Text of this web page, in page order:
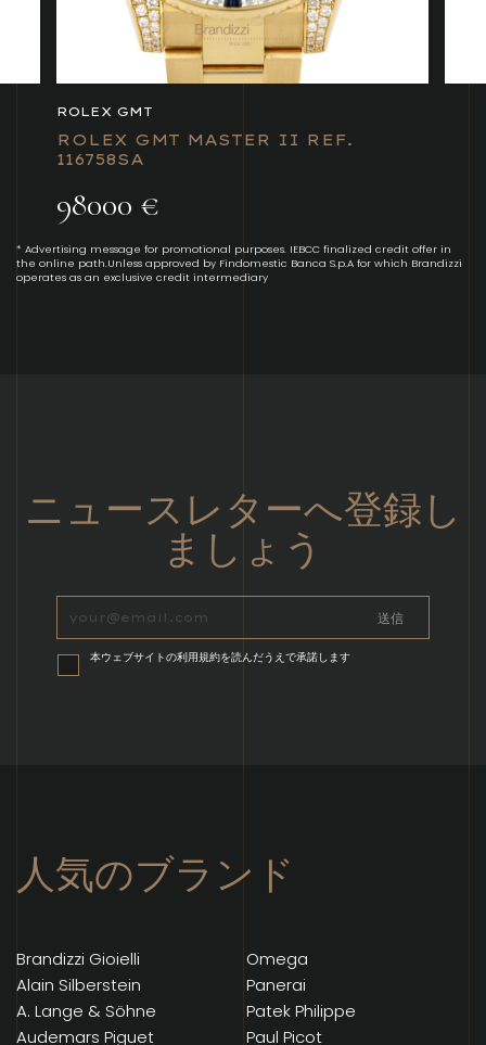
ROLEX GMT
ROLEX GMT MASTER II REF.
116758SA
98000 €
* Advertising message for promotional purposes. IEBCC finalized credit offer in
the online path.Unless approved by Findomestic Banca S.p.A for which Brandizzi
operates as an exclusive credit intermediary
ニュースレターへ登録し
ましょう
本ウェブサイトの利用規約を読んだうえで承諾します
人気のブランド
Brandizzi Gioielli
Alain Silberstein
A. Lange & Söhne
Audemars Piguet
Omega
Panerai
Patek Philippe
Paul Picot